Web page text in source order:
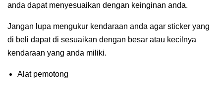
anda dapat menyesuaikan dengan keinginan anda.
Jangan lupa mengukur kendaraan anda agar sticker yang
di beli dapat di sesuaikan dengan besar atau kecilnya
kendaraan yang anda miliki.
Alat pemotong